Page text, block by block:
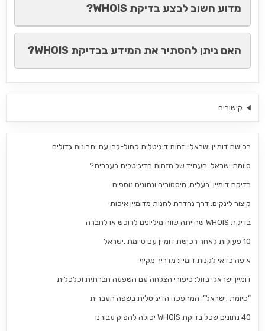
מדוע חשוב לבצע בדיקת WHOIS?
האם ניתן להסתיר את המידע בבדיקת WHOIS?
קישורים
רכישת דומיין ישראלי: זהות דיגיטלית כחול-לבן עם יתרונות גדולים
סיומת ישראל: העתיד של הזהות הדיגיטלית בעברית?
בדיקת דומיין: בעלים, היסטוריה ונתונים נוספים
קיצור לינקים: דרך נהדרת להנות מדומיין איכותי
בדיקת WHOIS שהייתה שווה מיליונים לרוכש או לחברה
10 פעולות לאחר רכישת דומיין עם סיומת .ישראל
איפה כדאי לקנות דומיין: מדריך מקיף
דומיין ישראלי בזול: סיפורי הצלחה עם השפעה חברתית וכלכלית
“סיומת .ישראל”: המהפכה הדיגיטלית בשפה העברית
40 נתונים שכל בדיקת WHOIS יכולה להפיק עבורנו